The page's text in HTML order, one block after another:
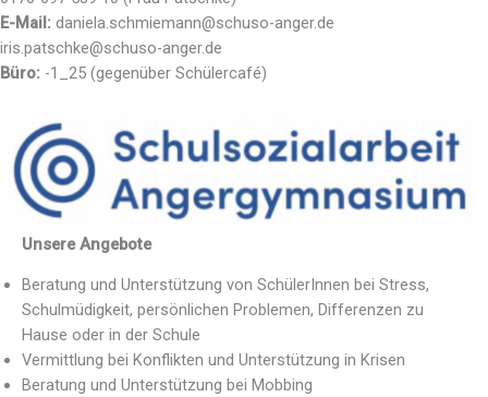
E-Mail: daniela.schmiemann@schuso-anger.de
iris.patschke@schuso-anger.de
Büro: -1_25 (gegenüber Schülercafé)
Unsere Angebote
Beratung und Unterstützung von SchülerInnen bei Stress,
Schulmüdigkeit, persönlichen Problemen, Differenzen zu
Hause oder in der Schule
Vermittlung bei Konflikten und Unterstützung in Krisen
Beratung und Unterstützung bei Mobbing